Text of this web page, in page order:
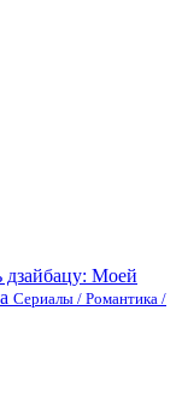
дзайбацу: Моей
Сериалы / Романтика /